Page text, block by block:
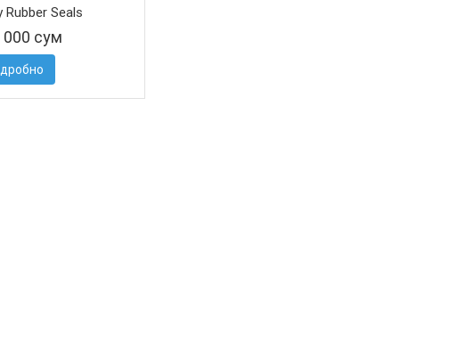
Rubber Seals
000 сум